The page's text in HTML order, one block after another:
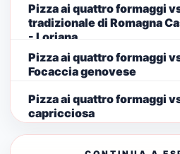
Pizza ai quattro formaggi
tradizionale di Romagna
- Loriana
Pizza ai quattro formaggi
Focaccia genovese
Pizza ai quattro formaggi
capricciosa